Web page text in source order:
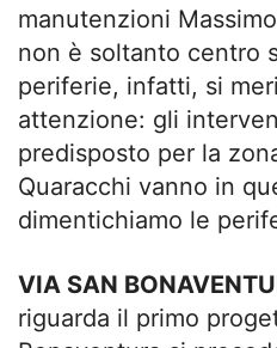
manutenzioni
non è soltanto centro
periferie, infatti, si
attenzione: gli
predisposto per la
Quaracchi vanno in
dimentichiamo le
VIA SAN
riguarda il primo